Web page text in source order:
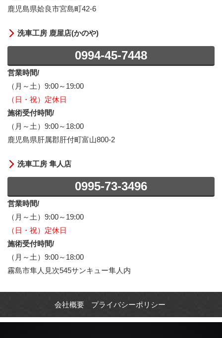
鹿児島県姶良市宮島町42-6
洗車工房 鹿屋店(かのや)
0994-45-7448
営業時間/
（月～土）9:00～19:00
（日・祝）定休日
施術受付時間/
（月～土）9:00～18:00
鹿児島県肝属郡肝付町富山800-2
洗車工房 隼人店
0995-73-3496
営業時間/
（月～土）9:00～19:00
（日・祝）定休日
施術受付時間/
（月～土）9:00～18:00
霧島市隼人見次545サンキュー隼人内
会社概要 プライバシーポリシー